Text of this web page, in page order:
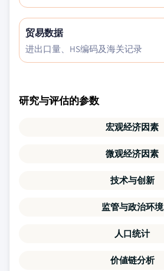
贸易数据
进出口量、HS编码及海关记录
研究与评估的参数
宏观经济因素
微观经济因素
技术与创新
监管与政治环境
人口统计
价値链分析